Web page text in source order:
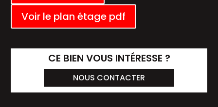
Voir le plan étage pdf
CE BIEN VOUS INTÉRESSE ?
NOUS CONTACTER